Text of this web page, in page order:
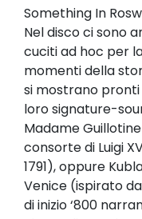
Something In
Nel disco ci sono
cuciti ad hoc per
momenti della
si mostrano
loro signature-
Madame
consorte di Luigi
1791), oppure
Venice (ispirato
di inizio ‘800